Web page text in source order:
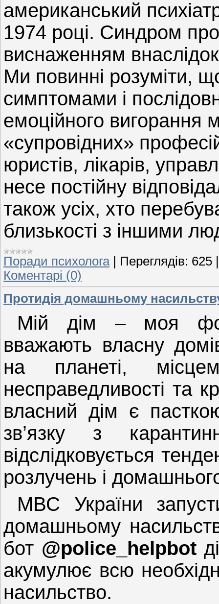
американський
1974 році. Синдром
виснаженням
Ми повинні розуміти,
симптомами і
емоційного вигорання
«супровідних»
юристів, лікарів,
несе постійну
також усіх, хто
близькості з іншими
Поради психолога | Переглядів: 625
Коментарі (0)
Протидія домашньому
Мій дім – моя
вважають власну
на планеті,
несправедливості та
власний дім є
зв’язку з
відслідковується
розлучень і
МВС України
домашньому
бот @police_helpbot
акумулює всю
насильство.